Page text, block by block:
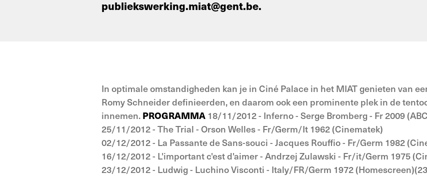
publiekswerking.miat@gent.be.
In optimale omstandigheden kan je in Ciné Palace in het MIAT genieten van
Romy Schneider definieerden, en daarom ook een prominente plek in de
innemen. PROGRAMMA 18/11/2012 - Inferno - Serge Bromberg - Fr 2009
25/11/2012 - The Trial - Orson Welles - Fr/Germ/It 1962 (Cinematek)
02/12/2012 - La Passante de Sans-souci - Jacques Rouffio - Fr/Germ 1982
16/12/2012 - L'important c'est d'aimer - Andrzej Zulawski - Fr/it/Germ 1975
23/12/2012 - Ludwig - Luchino Visconti - Italy/FR/Germ 1972